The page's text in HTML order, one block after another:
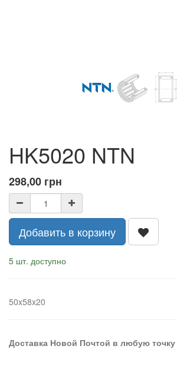
HK5020 NTN
298,00 грн
Добавить в корзину
5 шт. доступно
50x58x20
Доставка Новой Почтой в любую